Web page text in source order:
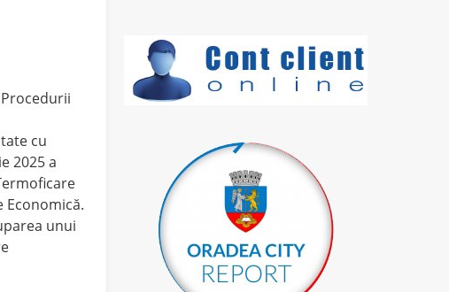
cu
2025 a
Economică.
unui